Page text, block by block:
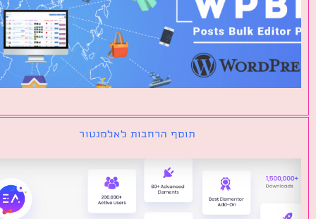
תוסף הרחבות לאלמנטור